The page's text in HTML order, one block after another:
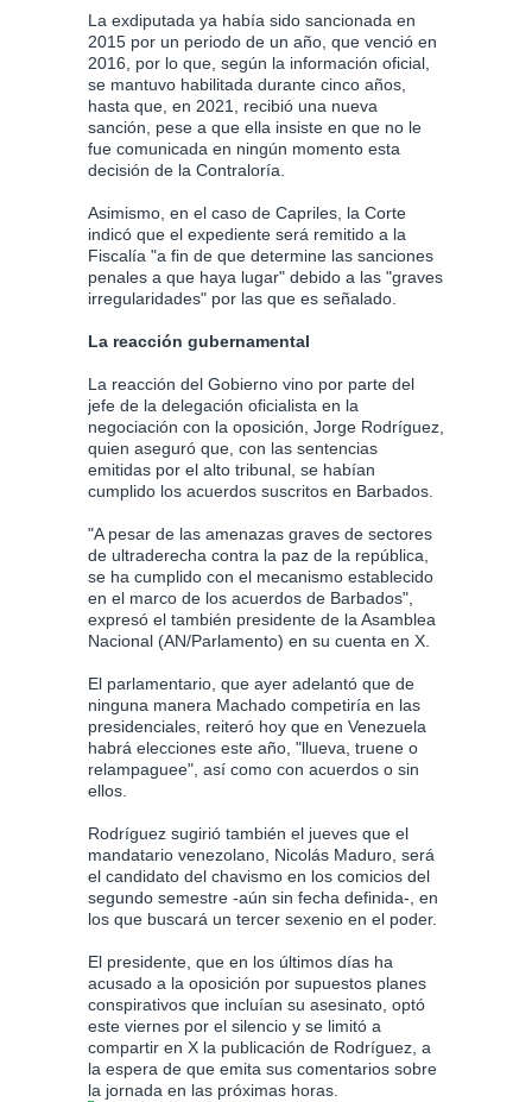
La exdiputada ya había sido sancionada en
2015 por un periodo de un año, que venció en
2016, por lo que, según la información oficial,
se mantuvo habilitada durante cinco años,
hasta que, en 2021, recibió una nueva
sanción, pese a que ella insiste en que no le
fue comunicada en ningún momento esta
decisión de la Contraloría.
Asimismo, en el caso de Capriles, la Corte
indicó que el expediente será remitido a la
Fiscalía "a fin de que determine las sanciones
penales a que haya lugar" debido a las "graves
irregularidades" por las que es señalado.
La reacción gubernamental
La reacción del Gobierno vino por parte del
jefe de la delegación oficialista en la
negociación con la oposición, Jorge Rodríguez,
quien aseguró que, con las sentencias
emitidas por el alto tribunal, se habían
cumplido los acuerdos suscritos en Barbados.
"A pesar de las amenazas graves de sectores
de ultraderecha contra la paz de la república,
se ha cumplido con el mecanismo establecido
en el marco de los acuerdos de Barbados",
expresó el también presidente de la Asamblea
Nacional (AN/Parlamento) en su cuenta en X.
El parlamentario, que ayer adelantó que de
ninguna manera Machado competiría en las
presidenciales, reiteró hoy que en Venezuela
habrá elecciones este año, "llueva, truene o
relampaguee", así como con acuerdos o sin
ellos.
Rodríguez sugirió también el jueves que el
mandatario venezolano, Nicolás Maduro, será
el candidato del chavismo en los comicios del
segundo semestre -aún sin fecha definida-, en
los que buscará un tercer sexenio en el poder.
El presidente, que en los últimos días ha
acusado a la oposición por supuestos planes
conspirativos que incluían su asesinato, optó
este viernes por el silencio y se limitó a
compartir en X la publicación de Rodríguez, a
la espera de que emita sus comentarios sobre
la jornada en las próximas horas.